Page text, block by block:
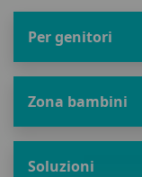
Per genitori
Zona bambini
Soluzioni